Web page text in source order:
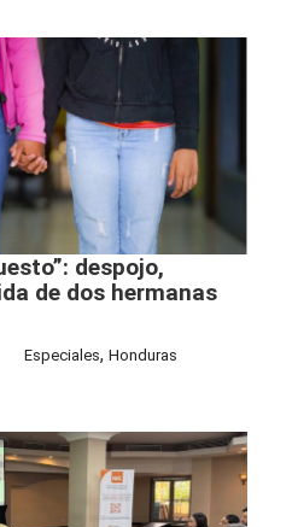
despojo,
de dos hermanas
Especiales, Honduras